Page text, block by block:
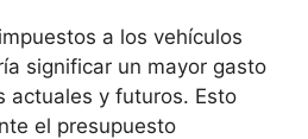
a los vehículos
significar un mayor gasto
actuales y futuros. Esto
el presupuesto